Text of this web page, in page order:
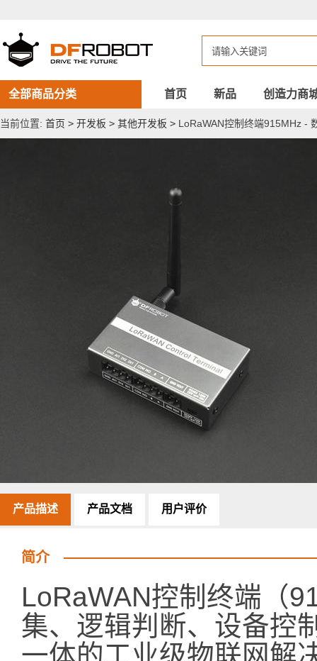
终
端
915MHz
-
数
据
采
集
全部商品分类 首页 新品 创造力商
当前位置: 首页 > 开发板 > 其他开发板 > LoRaWAN控制终端915MHz -
产品描述 产品文档 用户评价
简介
LoRaWAN控制终端（
集、逻辑判断、设备控